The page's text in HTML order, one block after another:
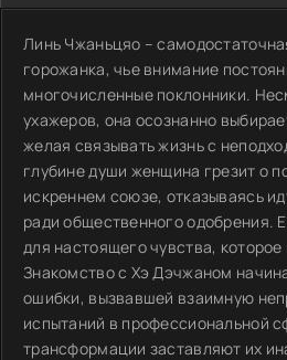
Линь Чжаньцяо –
горожанка, чье внимание
многочисленные поклонники.
ухажеров, она осознанно
желая связывать жизнь с
глубине души женщина грезит о
искреннем союзе, отказываясь
ради общественного одобрения.
для настоящего чувства,
Знакомство с Хэ Дэчжаном
ошибки, вызвавшей взаимную
испытаний в профессиональной
трансформации заставляют их